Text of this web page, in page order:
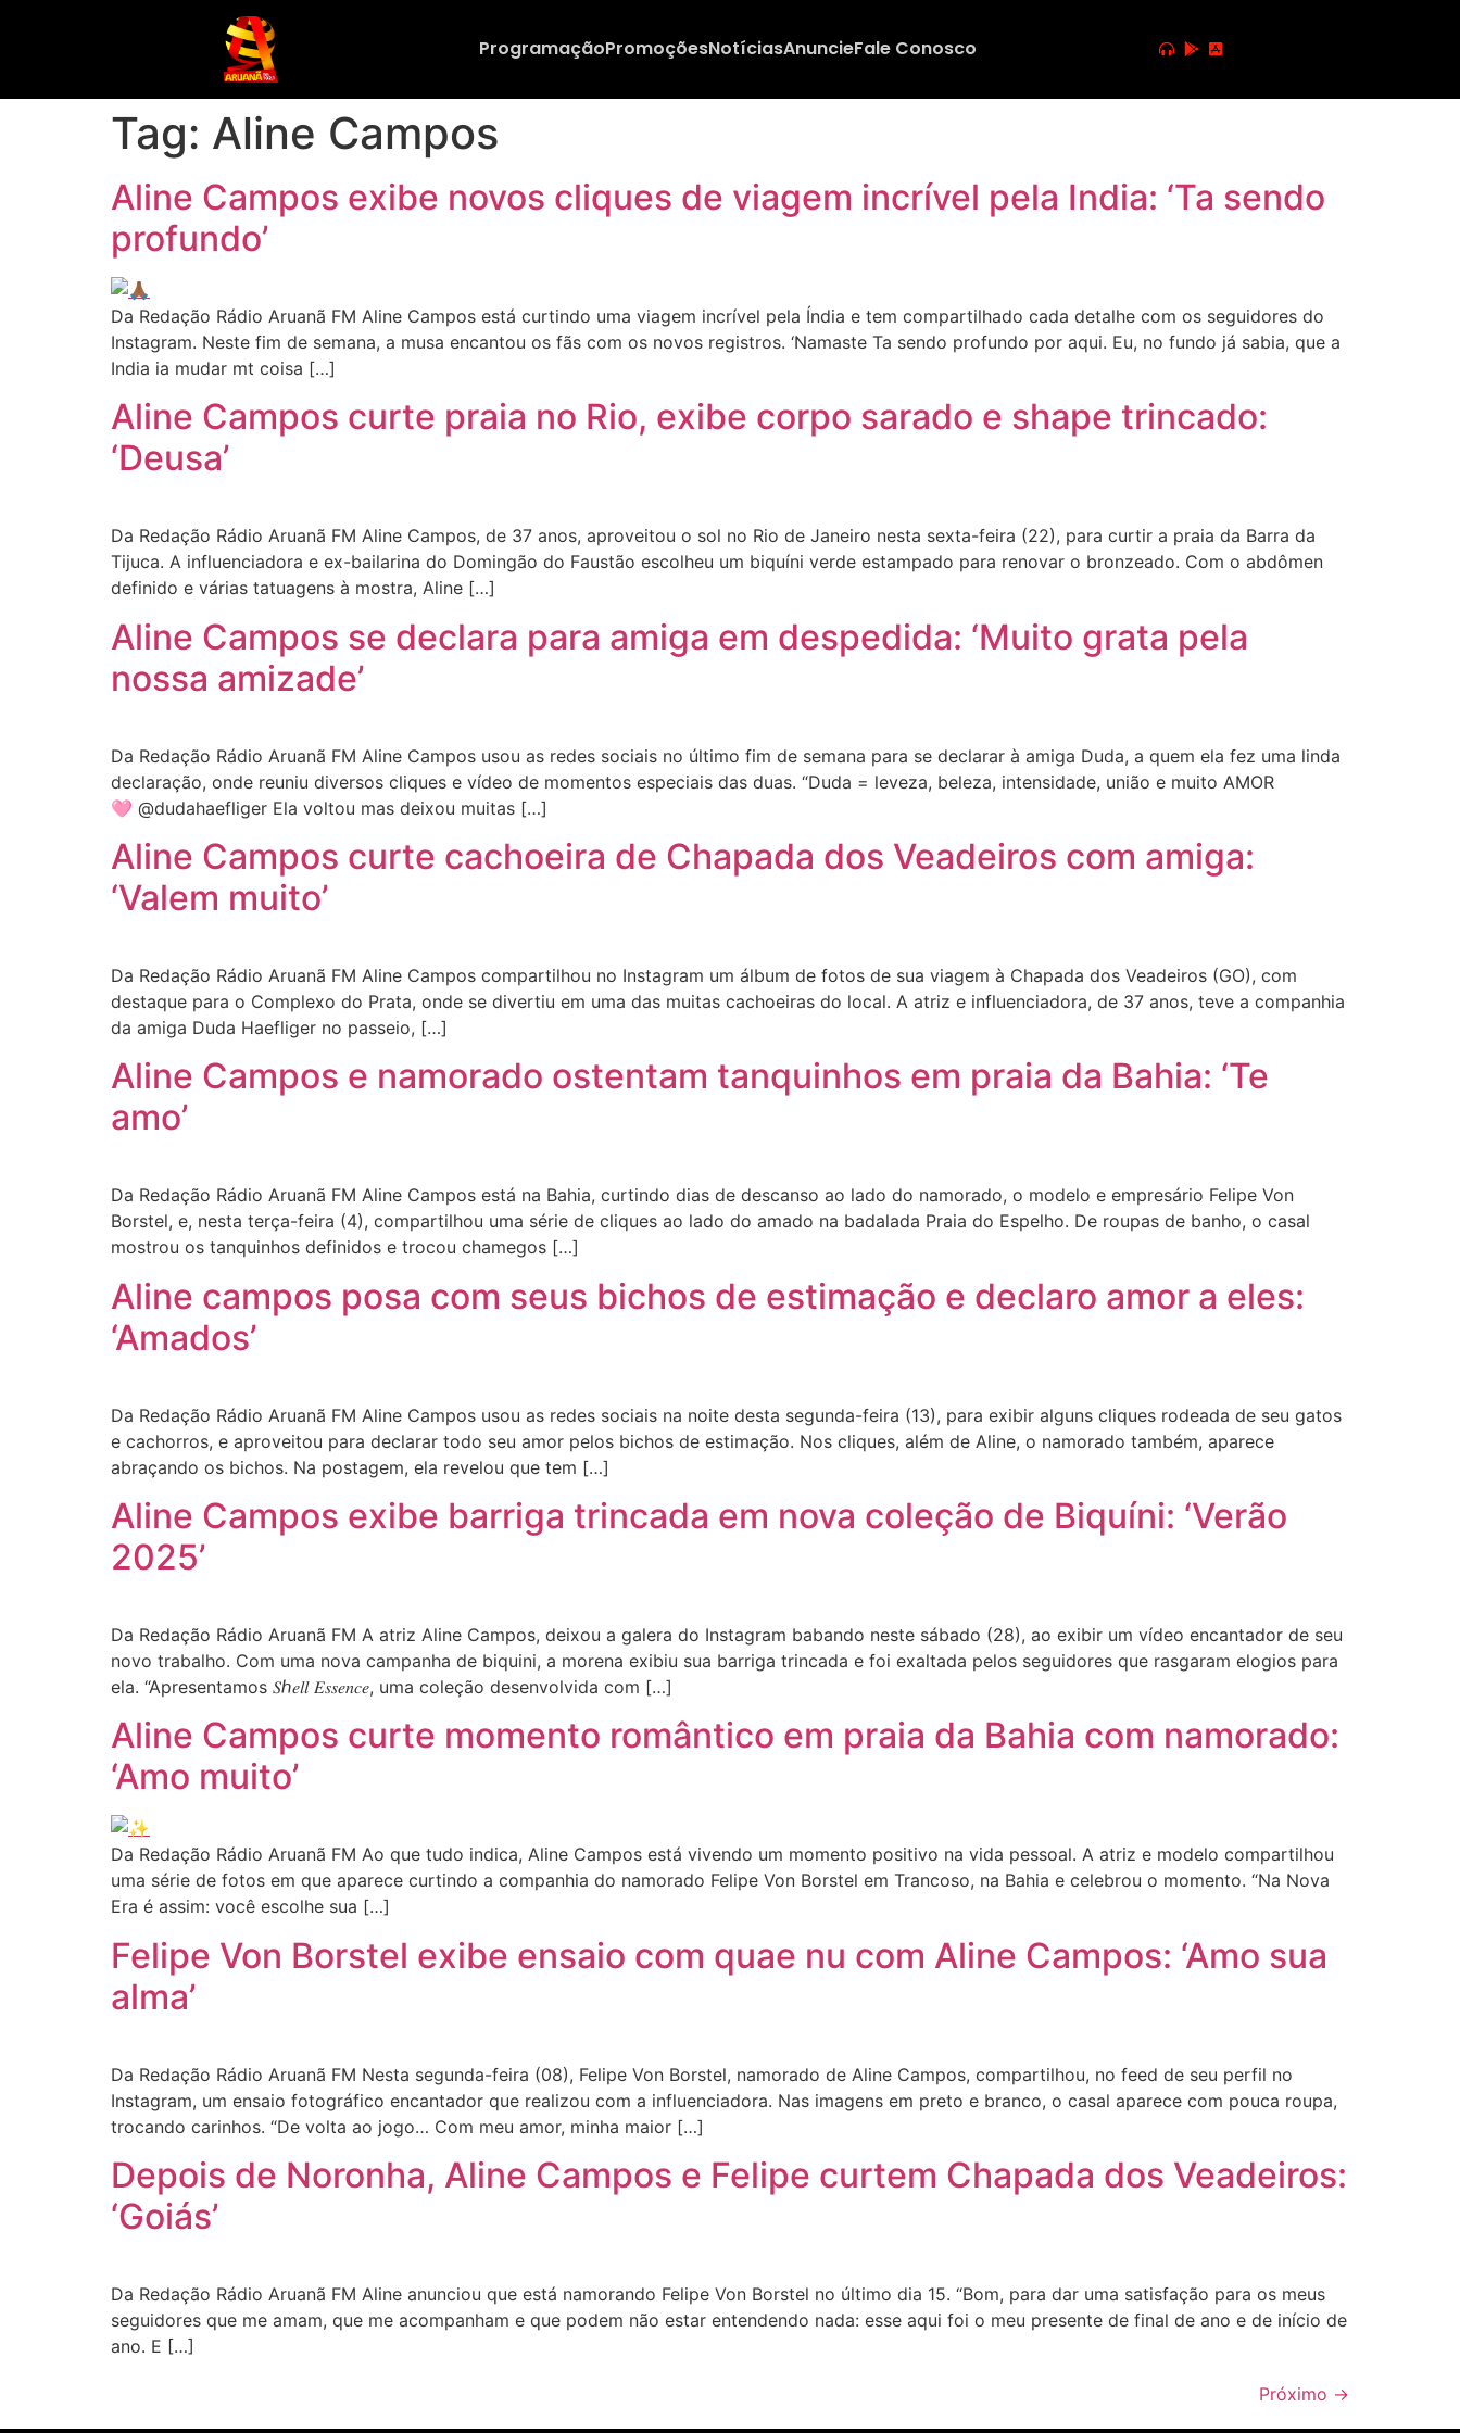
ProgramaçãoPromoçõesNotíciasAnuncieFale Conosco
Tag: Aline Campos
Aline Campos exibe novos cliques de viagem incrível pela India: ‘Ta sendo
profundo’
Da Redação Rádio Aruanã FM Aline Campos está curtindo uma viagem incrível pela Índia e tem compartilhado cada detalhe com os seguidores do
Instagram. Neste fim de semana, a musa encantou os fãs com os novos registros. ‘Namaste Ta sendo profundo por aqui. Eu, no fundo já sabia, que a
India ia mudar mt coisa […]
Aline Campos curte praia no Rio, exibe corpo sarado e shape trincado:
‘Deusa’
Da Redação Rádio Aruanã FM Aline Campos, de 37 anos, aproveitou o sol no Rio de Janeiro nesta sexta-feira (22), para curtir a praia da Barra da
Tijuca. A influenciadora e ex-bailarina do Domingão do Faustão escolheu um biquíni verde estampado para renovar o bronzeado. Com o abdômen
definido e várias tatuagens à mostra, Aline […]
Aline Campos se declara para amiga em despedida: ‘Muito grata pela
nossa amizade’
Da Redação Rádio Aruanã FM Aline Campos usou as redes sociais no último fim de semana para se declarar à amiga Duda, a quem ela fez uma linda
declaração, onde reuniu diversos cliques e vídeo de momentos especiais das duas. “Duda = leveza, beleza, intensidade, união e muito AMOR
🩷 @dudahaefliger Ela voltou mas deixou muitas […]
Aline Campos curte cachoeira de Chapada dos Veadeiros com amiga:
‘Valem muito’
Da Redação Rádio Aruanã FM Aline Campos compartilhou no Instagram um álbum de fotos de sua viagem à Chapada dos Veadeiros (GO), com
destaque para o Complexo do Prata, onde se divertiu em uma das muitas cachoeiras do local. A atriz e influenciadora, de 37 anos, teve a companhia
da amiga Duda Haefliger no passeio, […]
Aline Campos e namorado ostentam tanquinhos em praia da Bahia: ‘Te
amo’
Da Redação Rádio Aruanã FM Aline Campos está na Bahia, curtindo dias de descanso ao lado do namorado, o modelo e empresário Felipe Von
Borstel, e, nesta terça-feira (4), compartilhou uma série de cliques ao lado do amado na badalada Praia do Espelho. De roupas de banho, o casal
mostrou os tanquinhos definidos e trocou chamegos […]
Aline campos posa com seus bichos de estimação e declaro amor a eles:
‘Amados’
Da Redação Rádio Aruanã FM Aline Campos usou as redes sociais na noite desta segunda-feira (13), para exibir alguns cliques rodeada de seu gatos
e cachorros, e aproveitou para declarar todo seu amor pelos bichos de estimação. Nos cliques, além de Aline, o namorado também, aparece
abraçando os bichos. Na postagem, ela revelou que tem […]
Aline Campos exibe barriga trincada em nova coleção de Biquíni: ‘Verão
2025’
Da Redação Rádio Aruanã FM A atriz Aline Campos, deixou a galera do Instagram babando neste sábado (28), ao exibir um vídeo encantador de seu
novo trabalho. Com uma nova campanha de biquini, a morena exibiu sua barriga trincada e foi exaltada pelos seguidores que rasgaram elogios para
ela. “Apresentamos 𝑆ℎ𝑒𝑙𝑙 𝐸𝑠𝑠𝑒𝑛𝑐𝑒, uma coleção desenvolvida com […]
Aline Campos curte momento romântico em praia da Bahia com namorado:
‘Amo muito’
Da Redação Rádio Aruanã FM Ao que tudo indica, Aline Campos está vivendo um momento positivo na vida pessoal. A atriz e modelo compartilhou
uma série de fotos em que aparece curtindo a companhia do namorado Felipe Von Borstel em Trancoso, na Bahia e celebrou o momento. “Na Nova
Era é assim: você escolhe sua […]
Felipe Von Borstel exibe ensaio com quae nu com Aline Campos: ‘Amo sua
alma’
Da Redação Rádio Aruanã FM Nesta segunda-feira (08), Felipe Von Borstel, namorado de Aline Campos, compartilhou, no feed de seu perfil no
Instagram, um ensaio fotográfico encantador que realizou com a influenciadora. Nas imagens em preto e branco, o casal aparece com pouca roupa,
trocando carinhos. “De volta ao jogo… Com meu amor, minha maior […]
Depois de Noronha, Aline Campos e Felipe curtem Chapada dos Veadeiros:
‘Goiás’
Da Redação Rádio Aruanã FM Aline anunciou que está namorando Felipe Von Borstel no último dia 15. “Bom, para dar uma satisfação para os meus
seguidores que me amam, que me acompanham e que podem não estar entendendo nada: esse aqui foi o meu presente de final de ano e de início de
ano. E […]
Próximo →